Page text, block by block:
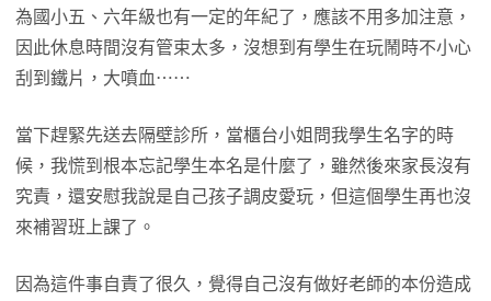
為國小五、六年級也有一定的年紀了，應該不用多加注意，
因此休息時間沒有管束太多，沒想到有學生在玩鬧時不小心
刮到鐵片，大噴血⋯⋯
當下趕緊先送去隔壁診所，當櫃台小姐問我學生名字的時
候，我慌到根本忘記學生本名是什麼了，雖然後來家長沒有
究責，還安慰我說是自己孩子調皮愛玩，但這個學生再也沒
來補習班上課了。
因為這件事自責了很久，覺得自己沒有做好老師的本份造成